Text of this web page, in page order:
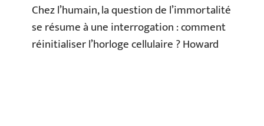
Chez l’humain, la question de l’immortalité
se résume à une interrogation : comment
réinitialiser l’horloge cellulaire ? Howard